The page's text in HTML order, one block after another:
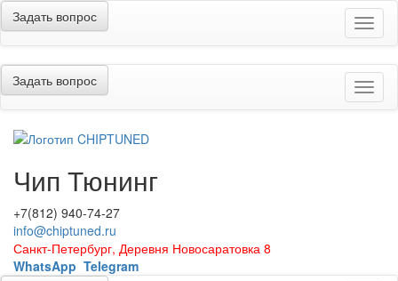
Меню
Задать вопрос
Меню
Задать вопрос
Чип Тюнинг
+7(812) 940-74-27
info@chiptuned.ru
Санкт-Петербург, Деревня Новосаратовка 8
WhatsApp Telegram